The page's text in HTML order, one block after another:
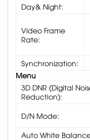
Day& Night:
Video Frame
Rate:
Synchronization:
Menu
3D DNR (Digital
Reduction):
D/N Mode:
Auto White